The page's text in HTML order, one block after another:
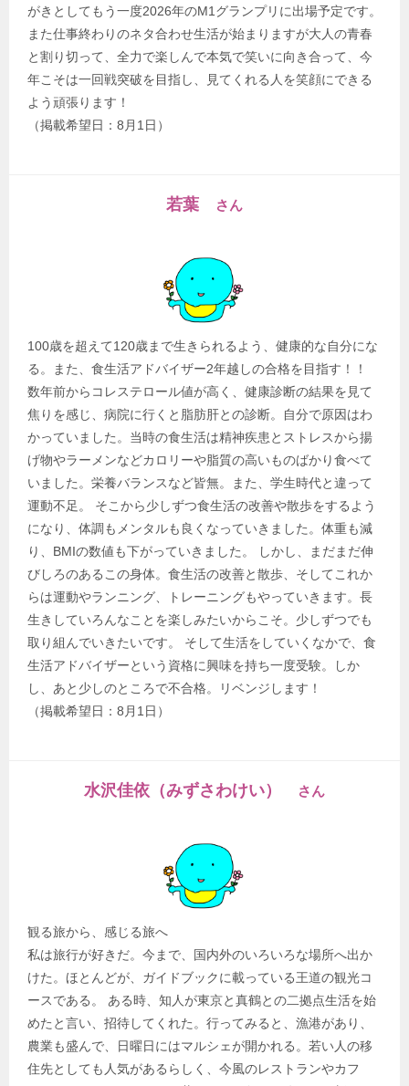
がきとしてもう一度2026年のM1グランプリに出場予定です。
また仕事終わりのネタ合わせ生活が始まりますが大人の青春
と割り切って、全力で楽しんで本気で笑いに向き合って、今
年こそは一回戦突破を目指し、見てくれる人を笑顔にできる
よう頑張ります！
（掲載希望日：8月1日）
若葉 さん
100歳を超えて120歳まで生きられるよう、健康的な自分にな
る。また、食生活アドバイザー2年越しの合格を目指す！！
数年前からコレステロール値が高く、健康診断の結果を見て
焦りを感じ、病院に行くと脂肪肝との診断。自分で原因はわ
かっていました。当時の食生活は精神疾患とストレスから揚
げ物やラーメンなどカロリーや脂質の高いものばかり食べて
いました。栄養バランスなど皆無。また、学生時代と違って
運動不足。 そこから少しずつ食生活の改善や散歩をするよう
になり、体調もメンタルも良くなっていきました。体重も減
り、BMIの数値も下がっていきました。 しかし、まだまだ伸
びしろのあるこの身体。食生活の改善と散歩、そしてこれか
らは運動やランニング、トレーニングもやっていきます。長
生きしていろんなことを楽しみたいからこそ。少しずつでも
取り組んでいきたいです。 そして生活をしていくなかで、食
生活アドバイザーという資格に興味を持ち一度受験。しか
し、あと少しのところで不合格。リベンジします！
（掲載希望日：8月1日）
水沢佳依（みずさわけい） さん
観る旅から、感じる旅へ
私は旅行が好きだ。今まで、国内外のいろいろな場所へ出か
けた。ほとんどが、ガイドブックに載っている王道の観光コ
ースである。 ある時、知人が東京と真鶴との二拠点生活を始
めたと言い、招待してくれた。行ってみると、漁港があり、
農業も盛んで、日曜日にはマルシェが開かれる。若い人の移
住先としても人気があるらしく、今風のレストランやカフ